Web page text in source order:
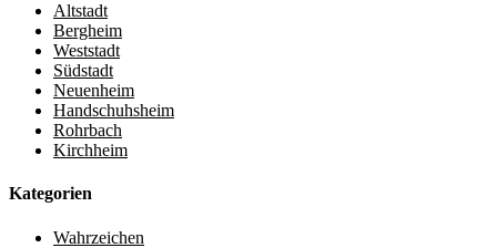
Altstadt
Bergheim
Weststadt
Südstadt
Neuenheim
Handschuhsheim
Rohrbach
Kirchheim
Kategorien
Wahrzeichen